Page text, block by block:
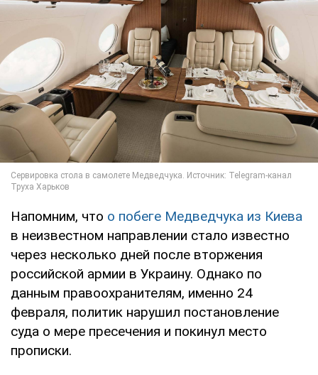
Напомним, что о побеге Медведчука из Киева
в неизвестном направлении стало известно
через несколько дней после вторжения
российской армии в Украину. Однако по
данным правоохранителям, именно 24
февраля, политик нарушил постановление
суда о мере пресечения и покинул место
прописки.